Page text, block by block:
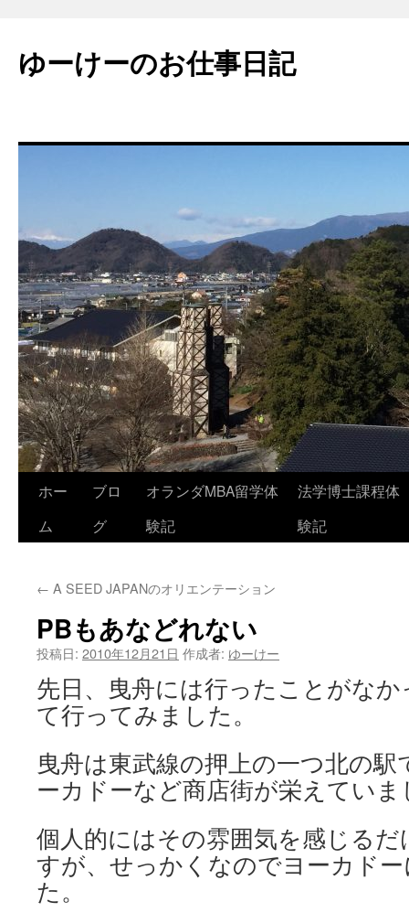
ゆーけーのお仕事日記
ン
へ
ス
ホー
ム
ブロ
グ
オランダMBA留学体
験記
法学博士課程体
験記
← A SEED JAPANのオリエンテーション
PBもあなどれない
投稿日: 2010年12月21日 作成者: ゆーけー
先日、曳舟には行ったことがな
て行ってみました。
曳舟は東武線の押上の一つ北の
ーカドーなど商店街が栄えていま
個人的にはその雰囲気を感じる
すが、せっかくなのでヨーカド
た。